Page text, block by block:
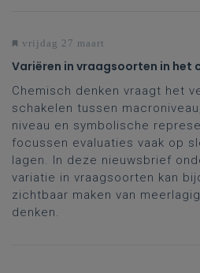
vrijdag 27 maart
Variëren in vraagsoorten in het
Chemisch denken vraagt het
schakelen tussen
niveau en symbolische
focussen evaluaties vaak op
lagen. In deze nieuwsbrief
variatie in vraagsoorten kan
zichtbaar maken van
denken.